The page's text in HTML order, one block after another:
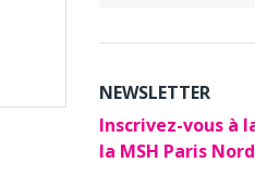
NEWSLETTER
Inscrivez-vous à
la MSH Paris